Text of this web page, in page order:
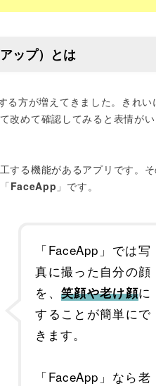
ップ）とは
る方が増えてきました。きれい
改めて確認してみると表情が
する機能があるアプリです。
FaceApp 」です。
「FaceApp」では写
真に撮った自分の顔
を、笑顔や老け顔に
することが簡単にで
きます。
「FaceApp」なら老